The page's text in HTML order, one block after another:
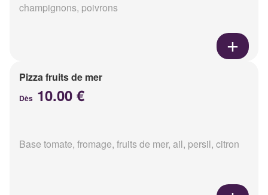
champignons, poivrons
Pizza fruits de mer
Dès 10.00 €
Base tomate, fromage, fruits de mer, ail, persil, citron